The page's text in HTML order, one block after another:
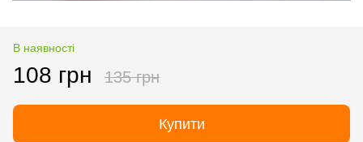
В наявності
108 грн 135 грн
Купити